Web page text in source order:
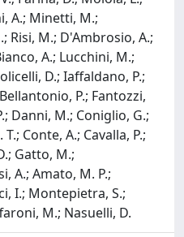
A.; Minetti, M.;
Risi, M.; D'Ambrosio, A.;
A.; Lucchini, M.;
D.; Iaffaldano, P.;
P.; Fantozzi,
Danni, M.; Coniglio, G.;
Conte, A.; Cavalla, P.;
Gatto, M.;
A.; Amato, M. P.;
I.; Montepietra, S.;
M.; Nasuelli, D.